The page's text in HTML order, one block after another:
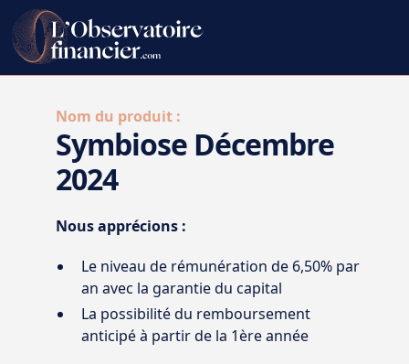
Nom du produit :
Symbiose Décembre
2024
Nous apprécions :
Le niveau de rémunération de 6,50% par
an avec la garantie du capital
La possibilité du remboursement
anticipé à partir de la 1ère année